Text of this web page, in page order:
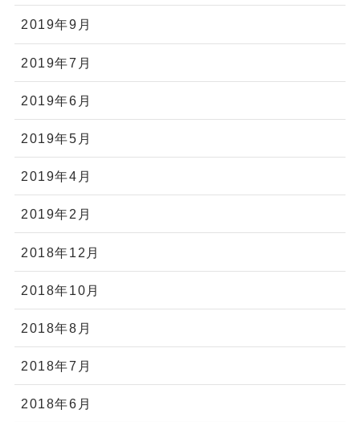
2019年9月
2019年7月
2019年6月
2019年5月
2019年4月
2019年2月
2018年12月
2018年10月
2018年8月
2018年7月
2018年6月